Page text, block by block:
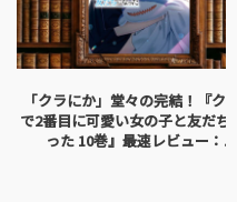
「クラにか」堂々の完結！『ク
で2番目に可愛い女の子と友だち
った 10巻』最速レビュー：...